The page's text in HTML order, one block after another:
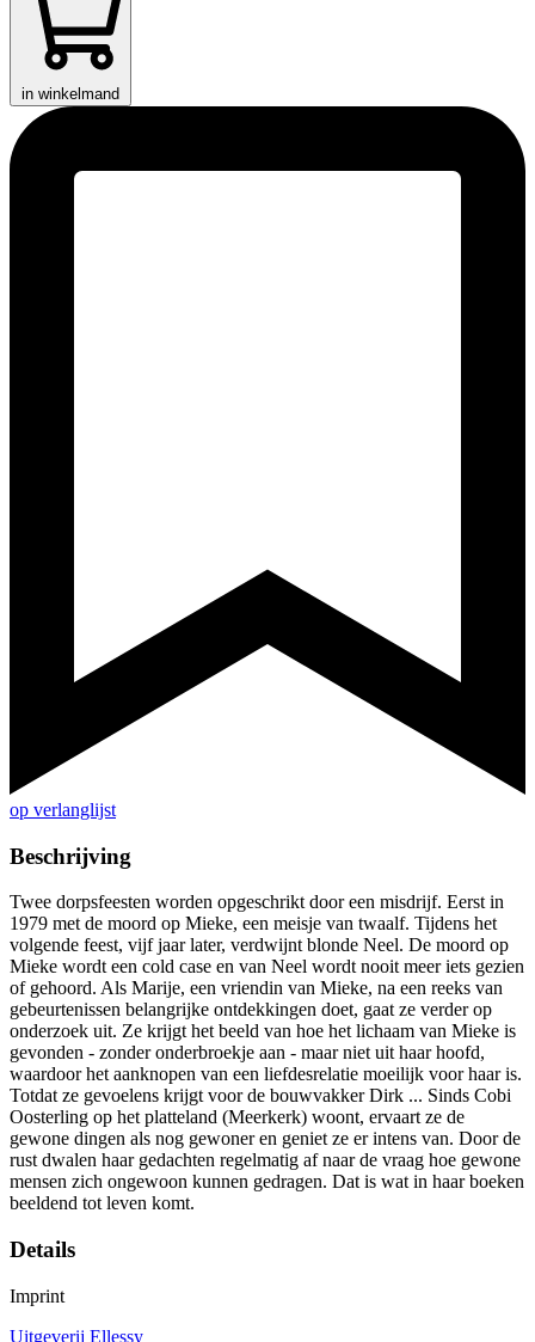
in winkelmand
op verlanglijst
Beschrijving
Twee dorpsfeesten worden opgeschrikt door een misdrijf. Eerst in
1979 met de moord op Mieke, een meisje van twaalf. Tijdens het
volgende feest, vijf jaar later, verdwijnt blonde Neel. De moord op
Mieke wordt een cold case en van Neel wordt nooit meer iets gezien
of gehoord. Als Marije, een vriendin van Mieke, na een reeks van
gebeurtenissen belangrijke ontdekkingen doet, gaat ze verder op
onderzoek uit. Ze krijgt het beeld van hoe het lichaam van Mieke is
gevonden - zonder onderbroekje aan - maar niet uit haar hoofd,
waardoor het aanknopen van een liefdesrelatie moeilijk voor haar is.
Totdat ze gevoelens krijgt voor de bouwvakker Dirk ... Sinds Cobi
Oosterling op het platteland (Meerkerk) woont, ervaart ze de
gewone dingen als nog gewoner en geniet ze er intens van. Door de
rust dwalen haar gedachten regelmatig af naar de vraag hoe gewone
mensen zich ongewoon kunnen gedragen. Dat is wat in haar boeken
beeldend tot leven komt.
Details
Imprint
Uitgeverij Ellessy